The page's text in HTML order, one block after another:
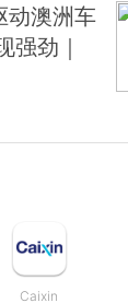
动澳洲车
强劲｜
Caixin